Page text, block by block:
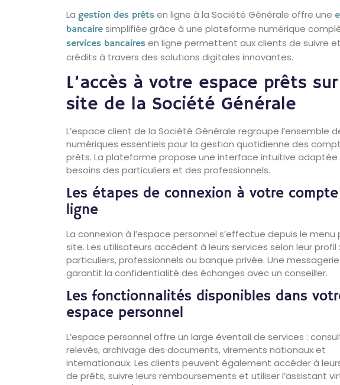
La gestion des prêts en ligne à la Société Générale offre une
bancaire simplifiée grâce à une plateforme numérique
services bancaires en ligne permettent aux clients de suivre
crédits à travers des solutions digitales innovantes.
L’accès à votre espace prêts
site de la Société Générale
L’espace client de la Société Générale regroupe l’ensemble
numériques essentiels pour la gestion quotidienne des
prêts. La plateforme propose une interface intuitive adaptée
besoins des particuliers et des professionnels.
Les étapes de connexion à votre
ligne
La connexion à l’espace personnel s’effectue depuis le menu
site. Les utilisateurs accèdent à leurs services selon leur profil :
particuliers, professionnels ou banque privée. Une
garantit la confidentialité des échanges avec un conseiller.
Les fonctionnalités disponibles dans
espace personnel
L’espace personnel offre un large éventail de services :
relevés, archivage des documents, virements nationaux et
internationaux. Les clients peuvent également accéder à
de prêts, suivre leurs remboursements et utiliser l’assistant